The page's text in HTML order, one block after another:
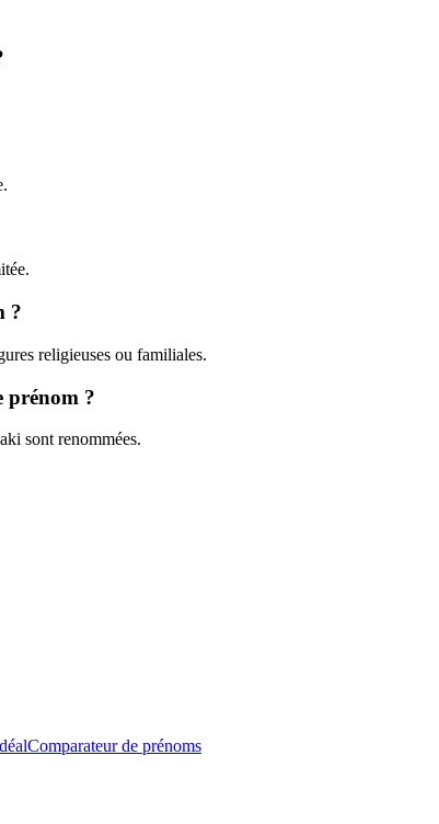
?
religieuses ou familiales.
prénom ?
sont renommées.
Comparateur de prénoms